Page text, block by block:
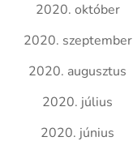
2020. október
2020. szeptember
2020. augusztus
2020. július
2020. június